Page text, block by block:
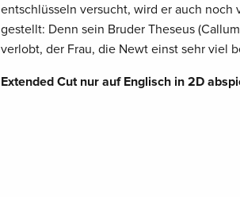
entschlüsseln versucht, wird er auch
gestellt: Denn sein Bruder Theseus
verlobt, der Frau, die Newt einst sehr viel
Extended Cut nur auf Englisch in 2D